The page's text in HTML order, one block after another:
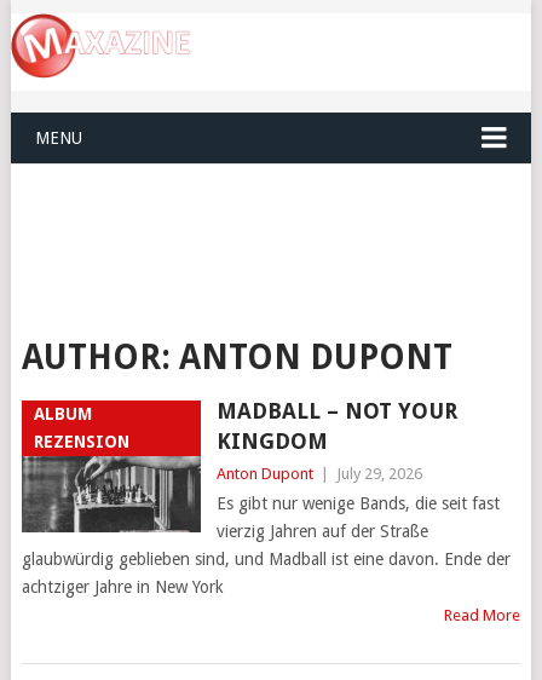
MENU
AUTHOR: ANTON DUPONT
ALBUM
REZENSION
MADBALL – NOT YOUR
KINGDOM
Anton Dupont July 29, 2026
Es gibt nur wenige Bands, die seit fast
vierzig Jahren auf der Straße
glaubwürdig geblieben sind, und Madball ist eine davon. Ende der
achtziger Jahre in New York
Read More